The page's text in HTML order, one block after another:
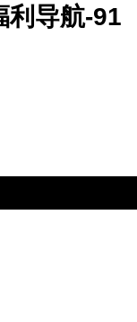
利导航-91